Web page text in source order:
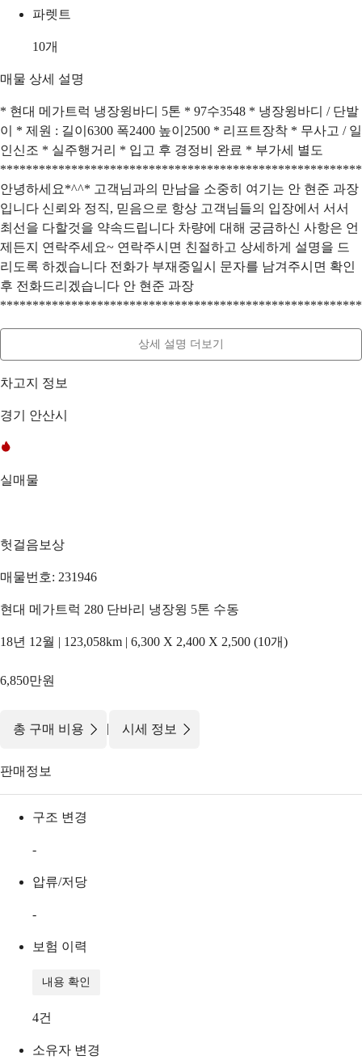
파렛트
10개
매물 상세 설명
* 현대 메가트럭 냉장윙바디 5톤 * 97수3548 * 냉장윙바디 / 단발
이 * 제원 : 길이6300 폭2400 높이2500 * 리프트장착 * 무사고 / 일
인신조 * 실주행거리 * 입고 후 경정비 완료 * 부가세 별도
안녕하세요*^^* 고객님과의 만남을 소중히 여기는 안 현준 과장
입니다 신뢰와 정직, 믿음으로 항상 고객님들의 입장에서 서서
최선을 다할것을 약속드립니다 차량에 대해 궁금하신 사항은 언
제든지 연락주세요~ 연락주시면 친절하고 상세하게 설명을 드
리도록 하겠습니다 전화가 부재중일시 문자를 남겨주시면 확인
후 전화드리겠습니다 안 현준 과장
상세 설명 더보기
차고지 정보
경기 안산시
실매물
헛걸음보상
매물번호: 231946
현대 메가트럭 280 단바리 냉장윙 5톤 수동
18년 12월 | 123,058km | 6,300 X 2,400 X 2,500 (10개)
6,850만원
총 구매 비용 | 시세 정보
판매정보
구조 변경
-
압류/저당
-
보험 이력
내용 확인
4건
소유자 변경